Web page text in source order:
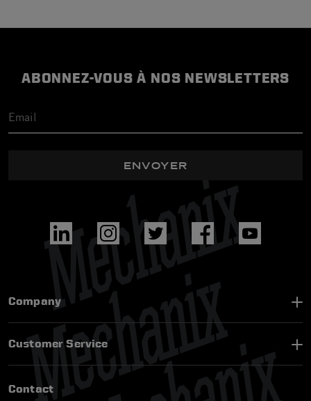
ABONNEZ-VOUS À NOS NEWSLETTERS
ENVOYER
Company
Customer Service
Contact